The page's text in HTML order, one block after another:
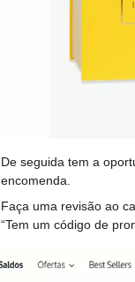
De seguida tem a
encomenda.
Faça uma revisão ao
“Tem um código de